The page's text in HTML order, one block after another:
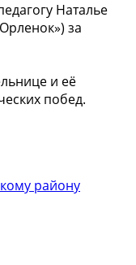
Наталье
за
и её
побед.
району